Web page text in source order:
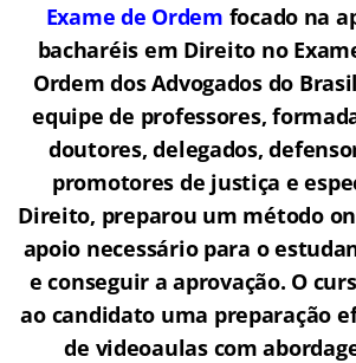
Exame de Ordem focado na
bacharéis em Direito no
Ordem dos Advogados do
equipe de professores,
doutores, delegados,
promotores de justiça e
Direito, preparou um método
apoio necessário para o
e conseguir a aprovação. O
ao candidato uma preparação
de videoaulas com